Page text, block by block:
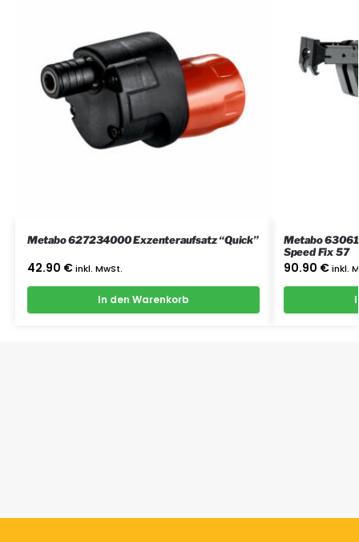
Metabo 627234000 Exzenteraufsatz “Quick”
42.90 € inkl. MwSt.
In den Warenkorb
Metabo
Speed Fix 57
90.90 € inkl.